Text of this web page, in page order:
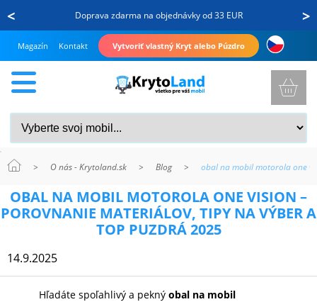
< >
Doprava zdarma na objednávky od 33 EUR
Magazín Kontakt Vytvoriť vlastný Kryt alebo Púzdro
A
MOBIL
OBAL NA MOBIL MOTOROLA ONE VISION –
POROVNANIE MATERIÁLOV, TIPY NA VÝBER A
TOP PUZDRÁ 2025
14.9.2025
Hľadáte spoľahlivý a pekný obal na mobil
> O nás - Krytoland.sk > Blog > obal na mobil motorola one